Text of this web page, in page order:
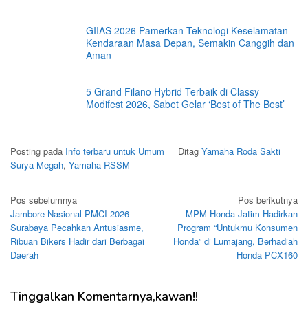
GIIAS 2026 Pamerkan Teknologi Keselamatan
Kendaraan Masa Depan, Semakin Canggih dan
Aman
5 Grand Filano Hybrid Terbaik di Classy
Modifest 2026, Sabet Gelar ‘Best of The Best’
Posting pada Info terbaru untuk Umum Ditag Yamaha Roda Sakti
Surya Megah, Yamaha RSSM
Navigasi
pos
Pos sebelumnya
Jambore Nasional PMCI 2026
Surabaya Pecahkan Antusiasme,
Ribuan Bikers Hadir dari Berbagai
Daerah
Pos berikutnya
MPM Honda Jatim Hadirkan
Program “Untukmu Konsumen
Honda” di Lumajang, Berhadiah
Honda PCX160
Tinggalkan Komentarnya,kawan!!